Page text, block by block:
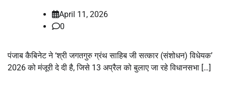
April 11, 2026
0
पंजाब कैबिनेट ने ‘श्री जगतगुरु ग्रंथ साहिब जी सत्कार (संशोधन) विधेयक’
2026 को मंजूरी दे दी है, जिसे 13 अप्रैल को बुलाए जा रहे विधानसभा […]